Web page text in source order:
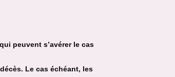
peuvent s’avérer le cas
Le cas échéant, les